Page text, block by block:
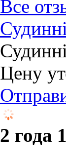
Все
Цену
2 года